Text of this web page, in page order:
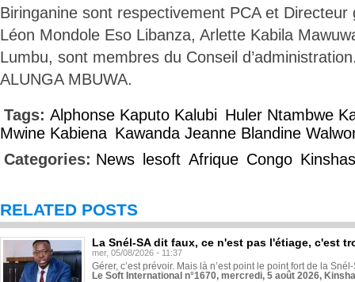
Biringanine sont respectivement PCA et Directeur
Léon Mondole Eso Libanza, Arlette Kabila
Lumbu, sont membres du Conseil
ALUNGA MBUWA.
Tags: Alphonse Kaputo Kalubi Huler Ntambwe
Mwine Kabiena Kawanda Jeanne Blandine
Categories: News lesoft Afrique Congo
RELATED POSTS
La Snél-SA dit faux, ce n'est pas l'étiage, c'est
mer, 05/08/2026 - 11:37
Gérer, c’est prévoir. Mais là n’est point le point fort de la
Le Soft International n°1670, mercredi, 5 août 2026,